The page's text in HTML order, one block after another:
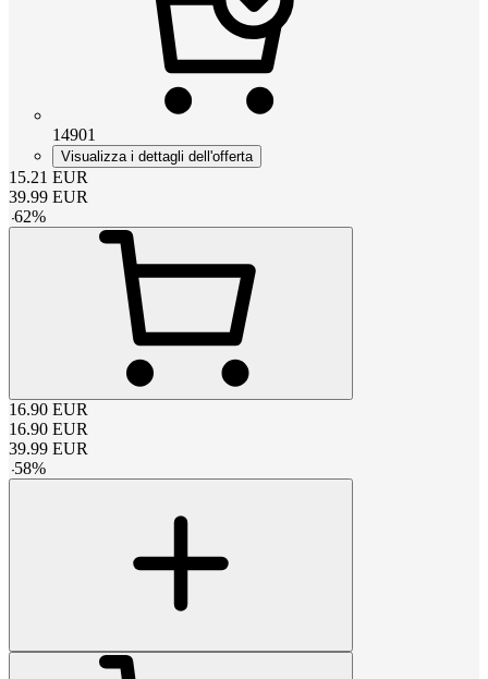
14901
Visualizza i dettagli dell'offerta
15.21 EUR
39.99 EUR
-62%
16.90 EUR
16.90 EUR
39.99 EUR
-58%